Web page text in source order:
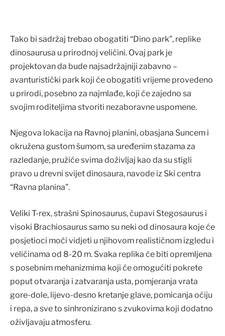
Tako bi sadržaj trebao obogatiti “Dino park”, replike
dinosaurusa u prirodnoj veličini. Ovaj park je
projektovan da bude najsadržajniji zabavno –
avanturistički park koji će obogatiti vrijeme provedeno
u prirodi, posebno za najmlađe, koji će zajedno sa
svojim roditeljima stvoriti nezaboravne uspomene.
Njegova lokacija na Ravnoj planini, obasjana Suncem i
okružena gustom šumom, sa uređenim stazama za
razledanje, pružiće svima doživljaj kao da su stigli
pravo u drevni svijet dinosaura, navode iz Ski centra
“Ravna planina”.
Veliki T-rex, strašni Spinosaurus, čupavi Stegosaurus i
visoki Brachiosaurus samo su neki od dinosaura koje će
posjetioci moći vidjeti u njihovom realističnom izgledu i
veličinama od 8-20 m. Svaka replika će biti opremljena
s posebnim mehanizmima koji će omogućiti pokrete
poput otvaranja i zatvaranja usta, pomjeranja vrata
gore-dole, lijevo-desno kretanje glave, pomicanja očiju
i repa, a sve to sinhronizirano s zvukovima koji dodatno
oživljavaju atmosferu.